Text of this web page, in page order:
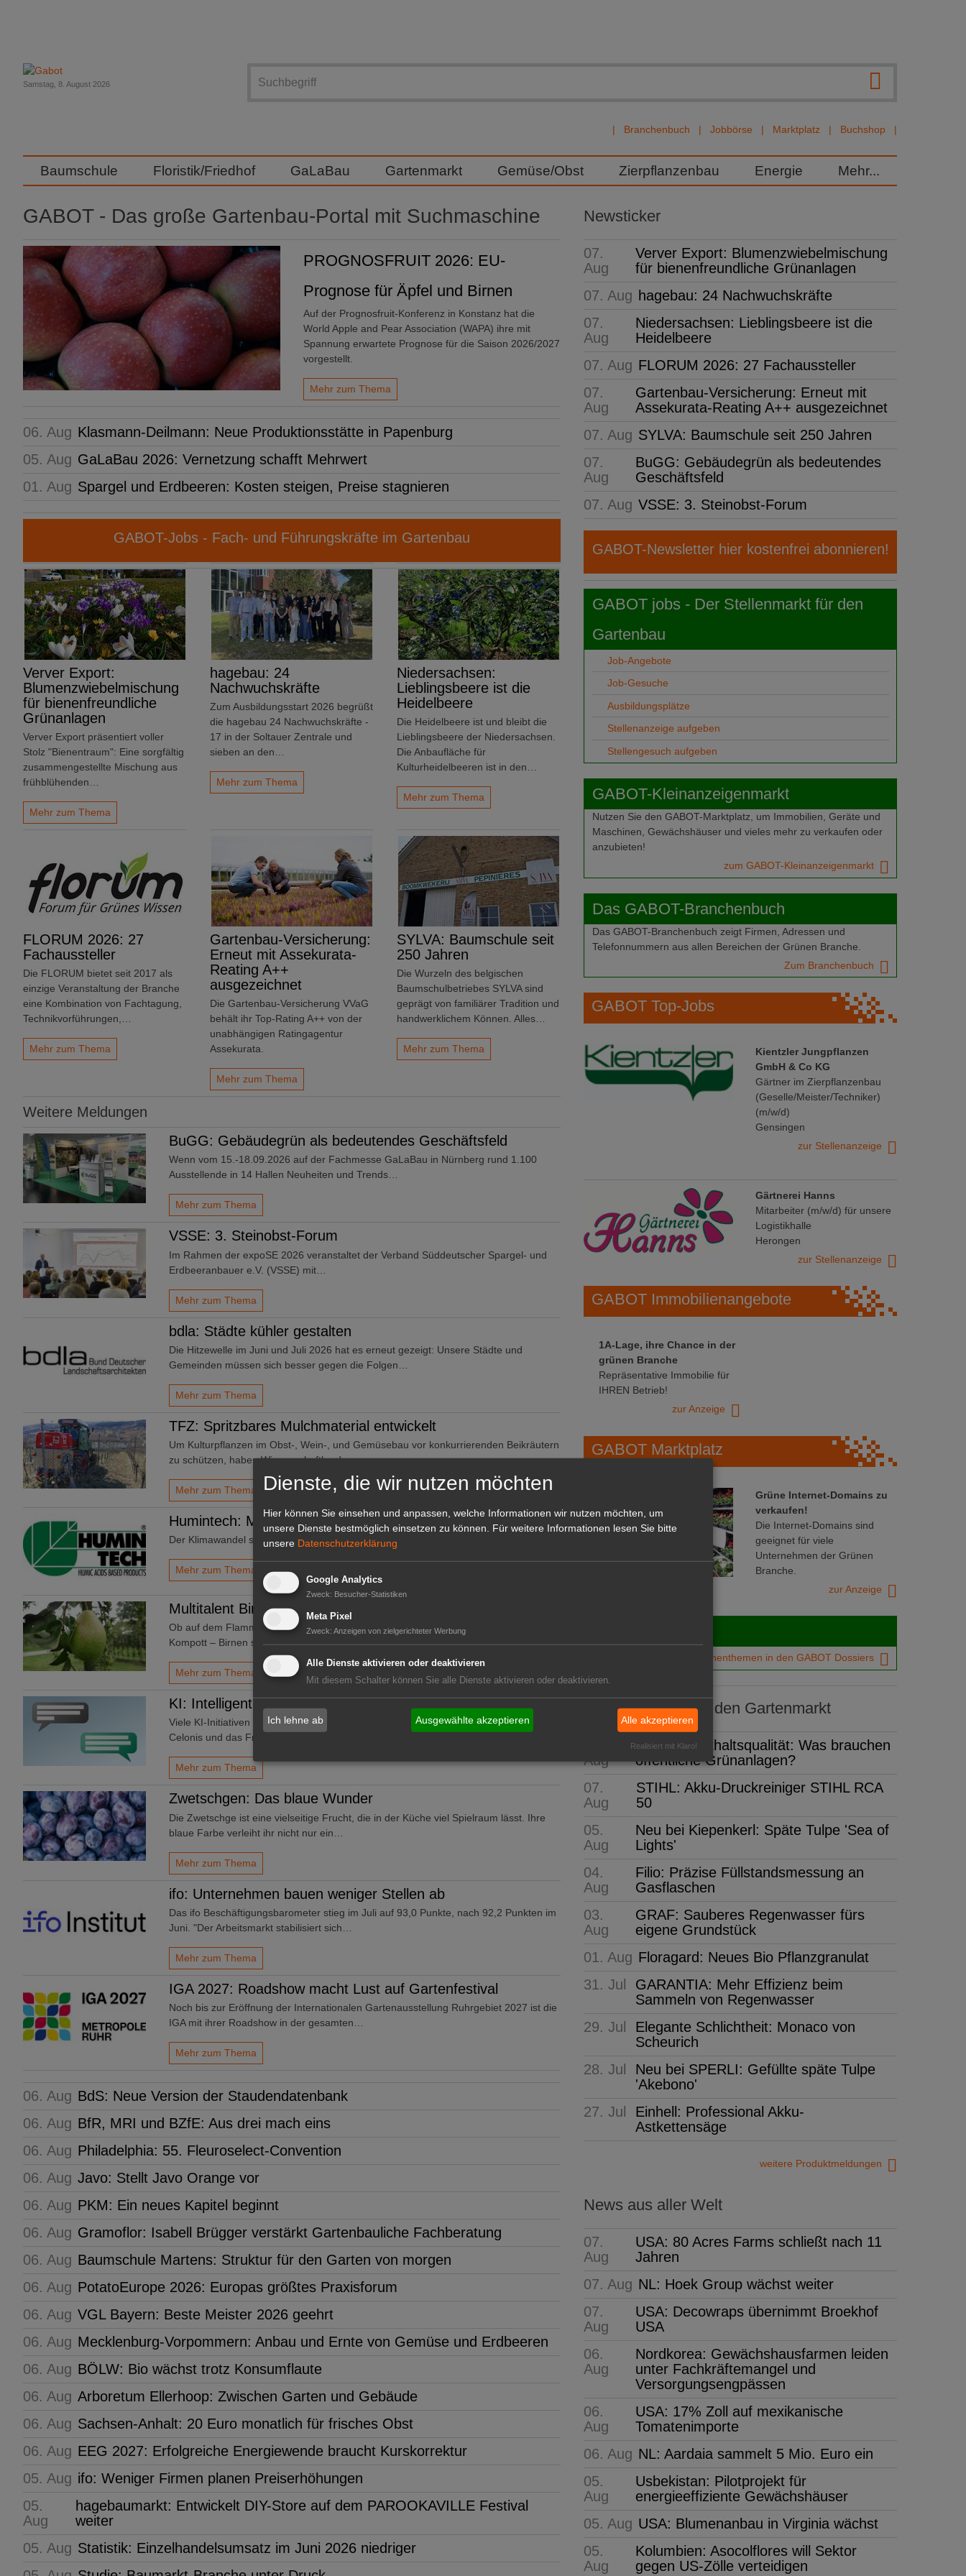
Branchenbuch Jobbörse Marktplatz Buchshop
Samstag, 8. August 2026
Baumschule Floristik/Friedhof GaLaBau Gartenmarkt Gemüse/Obst Zierpflanzenbau Energie Mehr...
GABOT - Das große Gartenbau-Portal mit Suchmaschine
PROGNOSFRUIT 2026: EU-
Prognose für Äpfel und Birnen
Auf der Prognosfruit-Konferenz in Konstanz hat die
World Apple and Pear Association (WAPA) ihre mit
Spannung erwartete Prognose für die Saison 2026/2027
vorgestellt.
Mehr zum Thema
06. Aug Klasmann-Deilmann: Neue Produktionsstätte in Papenburg
05. Aug GaLaBau 2026: Vernetzung schafft Mehrwert
01. Aug Spargel und Erdbeeren: Kosten steigen, Preise stagnieren
GABOT-Jobs - Fach- und Führungskräfte im Gartenbau
Verver Export:
Blumenzwiebelmischung
für bienenfreundliche
Grünanlagen
Verver Export präsentiert voller
Stolz "Bienentraum": Eine sorgfältig
zusammengestellte Mischung aus
frühblühenden…
Mehr zum Thema
hagebau: 24
Nachwuchskräfte
Zum Ausbildungsstart 2026 begrüßt
die hagebau 24 Nachwuchskräfte -
17 in der Soltauer Zentrale und
sieben an den…
Mehr zum Thema
Niedersachsen:
Lieblingsbeere ist die
Heidelbeere
Die Heidelbeere ist und bleibt die
Lieblingsbeere der Niedersachsen.
Die Anbaufläche für
Kulturheidelbeeren ist in den…
Mehr zum Thema
FLORUM 2026: 27
Fachaussteller
Die FLORUM bietet seit 2017 als
einzige Veranstaltung der Branche
eine Kombination von Fachtagung,
Technikvorführungen,…
Mehr zum Thema
Gartenbau-Versicherung:
Erneut mit Assekurata-
Reating A++
ausgezeichnet
Die Gartenbau-Versicherung VVaG
behält ihr Top-Rating A++ von der
unabhängigen Ratingagentur
Assekurata.
Mehr zum Thema
SYLVA: Baumschule seit
250 Jahren
Die Wurzeln des belgischen
Baumschulbetriebes SYLVA sind
geprägt von familiärer Tradition und
handwerklichem Können. Alles…
Mehr zum Thema
Weitere Meldungen
BuGG: Gebäudegrün als bedeutendes Geschäftsfeld
Wenn vom 15.-18.09.2026 auf der Fachmesse GaLaBau in Nürnberg rund 1.100
Ausstellende in 14 Hallen Neuheiten und Trends…
Mehr zum Thema
VSSE: 3. Steinobst-Forum
Im Rahmen der expoSE 2026 veranstaltet der Verband Süddeutscher Spargel- und
Erdbeeranbauer e.V. (VSSE) mit…
Mehr zum Thema
bdla: Städte kühler gestalten
Die Hitzewelle im Juni und Juli 2026 hat es erneut gezeigt: Unsere Städte und
Gemeinden müssen sich besser gegen die Folgen…
Mehr zum Thema
TFZ: Spritzbares Mulchmaterial entwickelt
Um Kulturpflanzen im Obst-, Wein-, und Gemüsebau vor konkurrierenden Beikräutern
zu schützen, haben Wissenschaftler des…
Mehr zum Thema
Humintech: Mehr Ertragssicherheit im Freilandtomatenanbau
Der Klimawandel stellt die Landwirtschaft zunehmend vor große Herausforderungen.
Mehr zum Thema
Multitalent Birne: Pro-Kopf-Verbrauch steigt um 17%
Ob auf dem Flammkuchen mit Ziegenkäse oder klassisch im Kuchen oder als
Kompott – Birnen sind vielfältig in der Küche…
Mehr zum Thema
KI: Intelligent, aber blind für Geschäftsprozesse
Viele KI-Initiativen bleiben hinter den Erwartungen zurück. Die Gründe dafür haben
Celonis und das Fraunhofer-Institut für…
Mehr zum Thema
Zwetschgen: Das blaue Wunder
Die Zwetschge ist eine vielseitige Frucht, die in der Küche viel Spielraum lässt. Ihre
blaue Farbe verleiht ihr nicht nur ein…
Mehr zum Thema
ifo: Unternehmen bauen weniger Stellen ab
Das ifo Beschäftigungsbarometer stieg im Juli auf 93,0 Punkte, nach 92,2 Punkten im
Juni. "Der Arbeitsmarkt stabilisiert sich…
Mehr zum Thema
IGA 2027: Roadshow macht Lust auf Gartenfestival
Noch bis zur Eröffnung der Internationalen Gartenausstellung Ruhrgebiet 2027 ist die
IGA mit ihrer Roadshow in der gesamten…
Mehr zum Thema
06. Aug BdS: Neue Version der Staudendatenbank
06. Aug BfR, MRI und BZfE: Aus drei mach eins
06. Aug Philadelphia: 55. Fleuroselect-Convention
06. Aug Javo: Stellt Javo Orange vor
06. Aug PKM: Ein neues Kapitel beginnt
06. Aug Gramoflor: Isabell Brügger verstärkt Gartenbauliche Fachberatung
06. Aug Baumschule Martens: Struktur für den Garten von morgen
06. Aug PotatoEurope 2026: Europas größtes Praxisforum
06. Aug VGL Bayern: Beste Meister 2026 geehrt
06. Aug Mecklenburg-Vorpommern: Anbau und Ernte von Gemüse und Erdbeeren
06. Aug BÖLW: Bio wächst trotz Konsumflaute
06. Aug Arboretum Ellerhoop: Zwischen Garten und Gebäude
06. Aug Sachsen-Anhalt: 20 Euro monatlich für frisches Obst
06. Aug EEG 2027: Erfolgreiche Energiewende braucht Kurskorrektur
05. Aug ifo: Weniger Firmen planen Preiserhöhungen
05.
Aug
hagebaumarkt: Entwickelt DIY-Store auf dem PAROOKAVILLE Festival
weiter
05. Aug Statistik: Einzelhandelsumsatz im Juni 2026 niedriger
Newsticker
07.
Aug
Verver Export: Blumenzwiebelmischung
für bienenfreundliche Grünanlagen
07. Aug hagebau: 24 Nachwuchskräfte
07.
Aug
Niedersachsen: Lieblingsbeere ist die
Heidelbeere
07. Aug FLORUM 2026: 27 Fachaussteller
07.
Aug
Gartenbau-Versicherung: Erneut mit
Assekurata-Reating A++ ausgezeichnet
07. Aug SYLVA: Baumschule seit 250 Jahren
07.
Aug
BuGG: Gebäudegrün als bedeutendes
Geschäftsfeld
07. Aug VSSE: 3. Steinobst-Forum
GABOT-Newsletter hier kostenfrei abonnieren!
GABOT jobs - Der Stellenmarkt für den
Gartenbau
Job-Angebote
Job-Gesuche
Ausbildungsplätze
Stellenanzeige aufgeben
Stellengesuch aufgeben
GABOT-Kleinanzeigenmarkt
Nutzen Sie den GABOT-Marktplatz, um Immobilien, Geräte und
Maschinen, Gewächshäuser und vieles mehr zu verkaufen oder
anzubieten!
zum GABOT-Kleinanzeigenmarkt
Das GABOT-Branchenbuch
Das GABOT-Branchenbuch zeigt Firmen, Adressen und
Telefonnummern aus allen Bereichen der Grünen Branche.
Zum Branchenbuch
GABOT Top-Jobs
Kientzler Jungpflanzen
GmbH & Co KG
Gärtner im Zierpflanzenbau
(Geselle/Meister/Techniker)
(m/w/d)
Gensingen
zur Stellenanzeige
Gärtnerei Hanns
Mitarbeiter (m/w/d) für unsere
Logistikhalle
Herongen
zur Stellenanzeige
GABOT Immobilienangebote
1A-Lage, ihre Chance in der
grünen Branche
Repräsentative Immobilie für
IHREN Betrieb!
zur Anzeige
GABOT Marktplatz
Grüne Internet-Domains zu
verkaufen!
Die Internet-Domains sind
geeignet für viele
Unternehmen der Grünen
Branche.
zur Anzeige
Die wichtigsten Branchenthemen in den GABOT Dossiers
Neue Produkte für den Gartenmarkt
Aug
Mehr Aufenthaltsqualität: Was brauchen
öffentliche Grünanlagen?
07.
Aug
STIHL: Akku-Druckreiniger STIHL RCA
50
05.
Aug
Neu bei Kiepenkerl: Späte Tulpe 'Sea of
Lights'
04.
Aug
Filio: Präzise Füllstandsmessung an
Gasflaschen
03.
Aug
GRAF: Sauberes Regenwasser fürs
eigene Grundstück
01. Aug Floragard: Neues Bio Pflanzgranulat
31. Jul
GARANTIA: Mehr Effizienz beim
Sammeln von Regenwasser
29. Jul
Elegante Schlichtheit: Monaco von
Scheurich
28. Jul
Neu bei SPERLI: Gefüllte späte Tulpe
'Akebono'
27. Jul
Einhell: Professional Akku-
Astkettensäge
weitere Produktmeldungen
News aus aller Welt
07.
Aug
USA: 80 Acres Farms schließt nach 11
Jahren
07. Aug NL: Hoek Group wächst weiter
07.
Aug
USA: Decowraps übernimmt Broekhof
USA
06.
Aug
Nordkorea: Gewächshausfarmen leiden
unter Fachkräftemangel und
Versorgungsengpässen
06.
Aug
USA: 17% Zoll auf mexikanische
Tomatenimporte
06. Aug NL: Aardaia sammelt 5 Mio. Euro ein
05.
Aug
Usbekistan: Pilotprojekt für
energieeffiziente Gewächshäuser
05. Aug USA: Blumenanbau in Virginia wächst
05.
Aug
Kolumbien: Asocolflores will Sektor
gegen US-Zölle verteidigen
Dienste, die wir nutzen möchten
Hier können Sie einsehen und anpassen, welche Informationen wir nutzen möchten, um
unsere Dienste bestmöglich einsetzen zu können.
Für weitere Informationen lesen Sie bitte
unsere Datenschutzerklärung
Google Analytics
Zweck: Besucher-Statistiken
Meta Pixel
Zweck: Anzeigen von zielgerichteter Werbung
Alle Dienste aktivieren oder deaktivieren
Mit diesem Schalter können Sie alle Dienste aktivieren oder deaktivieren.
Ich lehne ab Ausgewählte akzeptieren Alle akzeptieren
Realisiert mit Klaro!